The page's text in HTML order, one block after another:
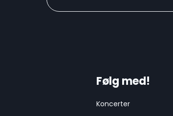
Følg med!
Koncerter